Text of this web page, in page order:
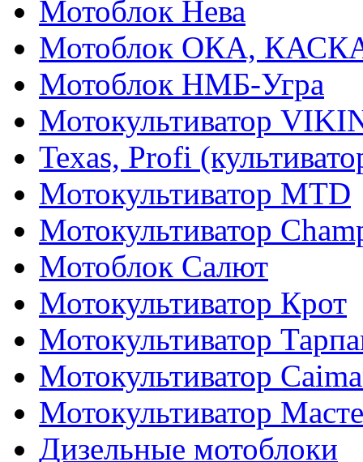
Мотоблок Нева
Мотоблок ОКА,
Мотоблок НМБ-Угра
Мотокультиватор
Texas, Profi
Мотокультиватор MTD
Мотокультиватор
Мотоблок Салют
Мотокультиватор Крот
Мотокультиватор
Мотокультиватор
Мотокультиватор
Дизельные мотоблоки